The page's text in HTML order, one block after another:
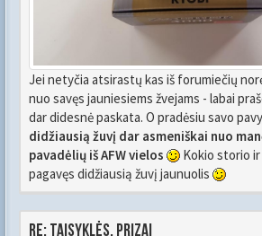
Jei netyčia atsirastų kas iš forumiečių
nuo savęs jauniesiems žvejams - labai
dar didesnė paskata. O pradėsiu savo
didžiausią žuvį dar asmeniškai nuo
pavadėlių iš AFW vielos
Kokio storio
pagavęs didžiausią žuvį jaunuolis
Re: Taisyklės, prizai